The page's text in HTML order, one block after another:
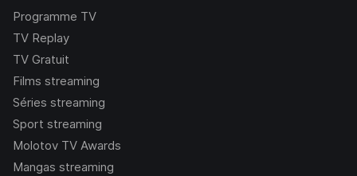
Programme TV
TV Replay
TV Gratuit
Films streaming
Séries streaming
Sport streaming
Molotov TV Awards
Mangas streaming